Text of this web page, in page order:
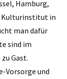
Hamburg,
Kulturinstitut in
man dafür
sind im
Gast.
Vorsorge und